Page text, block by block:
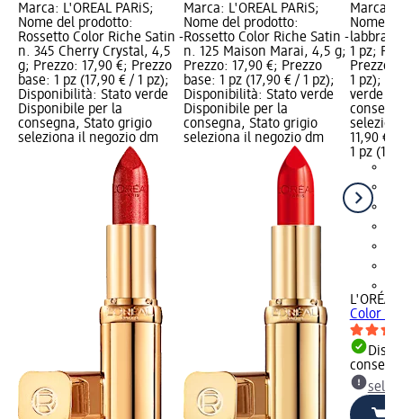
Marca: L'ORÉAL PARiS;
Nome del prodotto:
Rossetto Color Riche Satin -
n. 345 Cherry Crystal, 4,5
g; Prezzo: 17,90 €; Prezzo
base: 1 pz (17,90 € / 1 pz);
Disponibilità: Stato verde
Disponibile per la
consegna, Stato grigio
seleziona il negozio dm
Marca: L'ORÉAL PARiS;
Nome del prodotto:
Rossetto Color Riche Satin -
n. 125 Maison Marai, 4,5 g;
Prezzo: 17,90 €; Prezzo
base: 1 pz (17,90 € / 1 pz);
Disponibilità: Stato verde
Disponibile per la
consegna, Stato grigio
seleziona il negozio dm
Marca:
Nome
labbra
1 pz;
Prezzo
1 pz);
verde
11,90 €
1 pz
L'ORÉAL
Color